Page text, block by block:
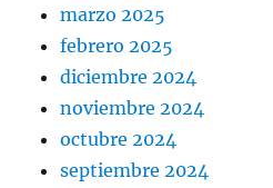
marzo 2025
febrero 2025
diciembre 2024
noviembre 2024
octubre 2024
septiembre 2024